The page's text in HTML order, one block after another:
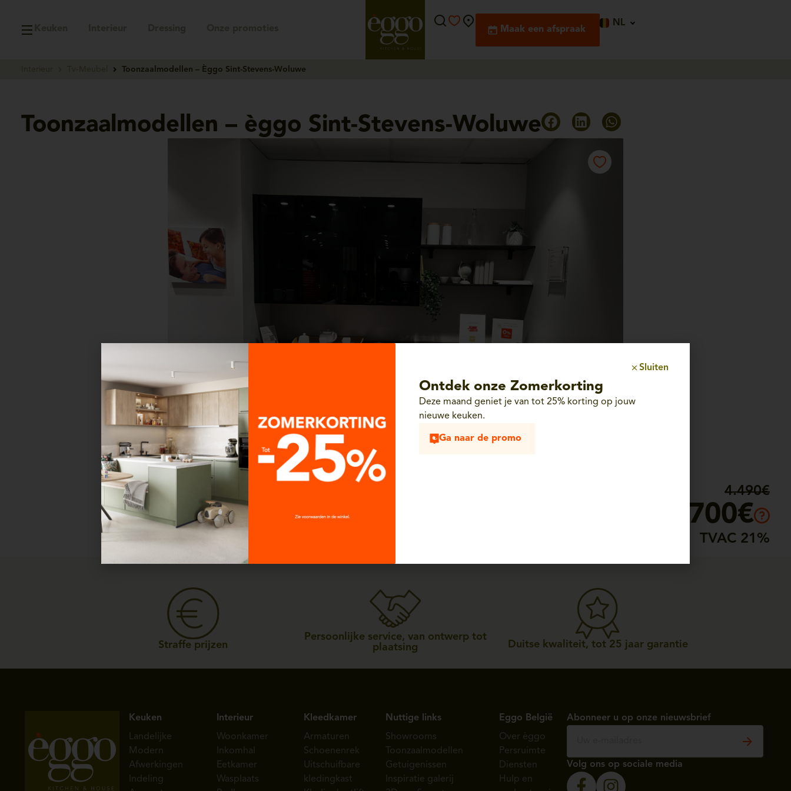
Maak een afspraak
NL
Interieur Tv-Meubel Toonzaalmodellen – Èggo Sint-Stevens-Woluwe
Toonzaalmodellen – èggo Sint-Stevens-Woluwe
4.490€
1.700€
TVAC 21%
Straffe prijzen
Persoonlijke service, van ontwerp tot
plaatsing
Duitse kwaliteit, tot 25 jaar garantie
Keuken
Landelijke
Modern
Afwerkingen
Indeling
Interieur
Woonkamer
Inkomhal
Eetkamer
Wasplaats
Kleedkamer
Armaturen
Schoenenrek
Uitschuifbare
kledingkast
Nuttige links
Showrooms
Toonzaalmodellen
Getuigenissen
Inspiratie galerij
Eggo België
Over èggo
Persruimte
Diensten
Hulp en
Abonneer u op onze nieuwsbrief
Volg ons op sociale media
Sluiten
Ontdek onze Zomerkorting
Deze maand geniet je van tot 25% korting op jouw
nieuwe keuken.
Ga naar de promo